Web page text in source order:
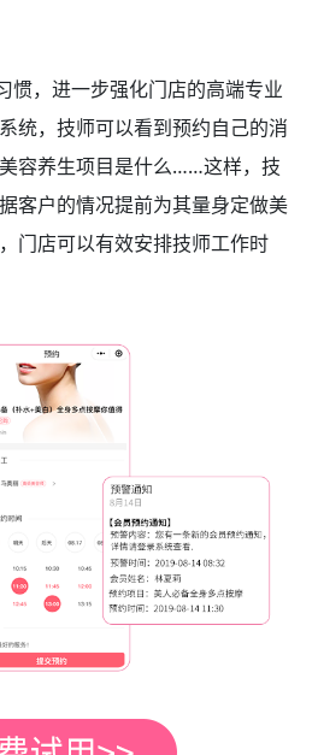
惯，进一步强化门店的高端专业
统，技师可以看到预约自己的消
容养生项目是什么……这样，技
客户的情况提前为其量身定做美
门店可以有效安排技师工作时